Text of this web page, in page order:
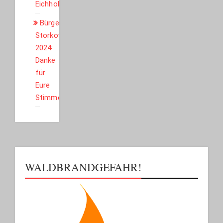
Eichholz
Bürgerbudget
Storkow
2024:
Danke
für
Eure
Stimmen!
WALDBRANDGEFAHR!